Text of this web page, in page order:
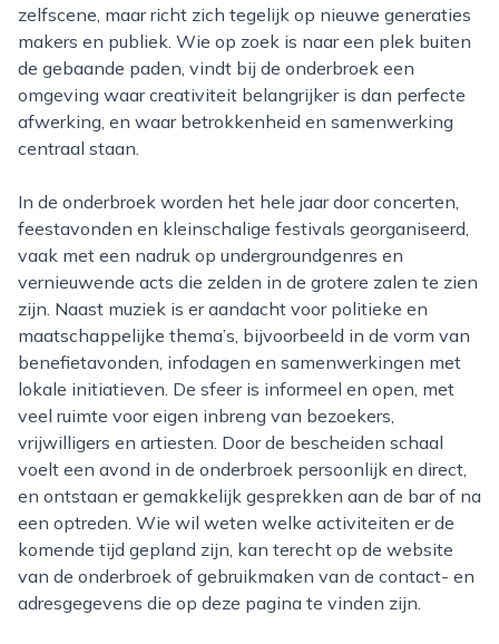
zelfscene, maar richt zich tegelijk op nieuwe generaties
makers en publiek. Wie op zoek is naar een plek buiten
de gebaande paden, vindt bij de onderbroek een
omgeving waar creativiteit belangrijker is dan perfecte
afwerking, en waar betrokkenheid en samenwerking
centraal staan.
In de onderbroek worden het hele jaar door concerten,
feestavonden en kleinschalige festivals georganiseerd,
vaak met een nadruk op undergroundgenres en
vernieuwende acts die zelden in de grotere zalen te zien
zijn. Naast muziek is er aandacht voor politieke en
maatschappelijke thema’s, bijvoorbeeld in de vorm van
benefietavonden, infodagen en samenwerkingen met
lokale initiatieven. De sfeer is informeel en open, met
veel ruimte voor eigen inbreng van bezoekers,
vrijwilligers en artiesten. Door de bescheiden schaal
voelt een avond in de onderbroek persoonlijk en direct,
en ontstaan er gemakkelijk gesprekken aan de bar of na
een optreden. Wie wil weten welke activiteiten er de
komende tijd gepland zijn, kan terecht op de website
van de onderbroek of gebruikmaken van de contact- en
adresgegevens die op deze pagina te vinden zijn.